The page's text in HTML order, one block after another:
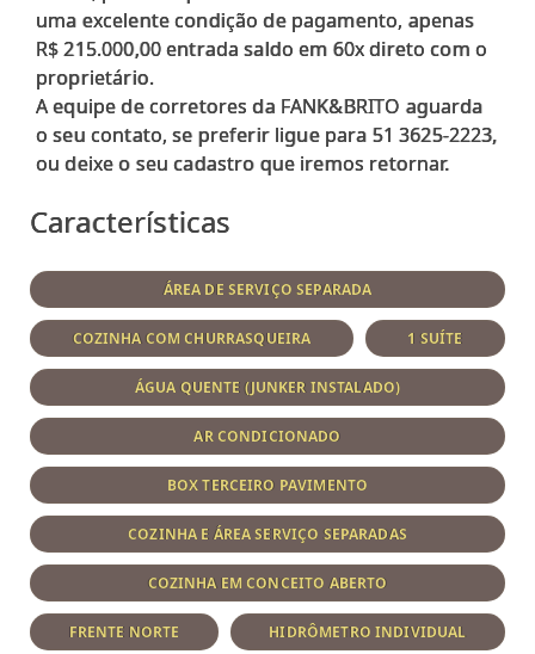
uma excelente condição de pagamento, apenas
R$ 215.000,00 entrada saldo em 60x direto com o
proprietário.
A equipe de corretores da FANK&BRITO aguarda
o seu contato, se preferir ligue para 51 3625-2223,
Características
ÁREA DE SERVIÇO SEPARADA
COZINHA COM CHURRASQUEIRA 1 SUÍTE
ÁGUA QUENTE (JUNKER INSTALADO)
AR CONDICIONADO
BOX TERCEIRO PAVIMENTO
COZINHA E ÁREA SERVIÇO SEPARADAS
COZINHA EM CONCEITO ABERTO
FRENTE NORTE HIDRÔMETRO INDIVIDUAL